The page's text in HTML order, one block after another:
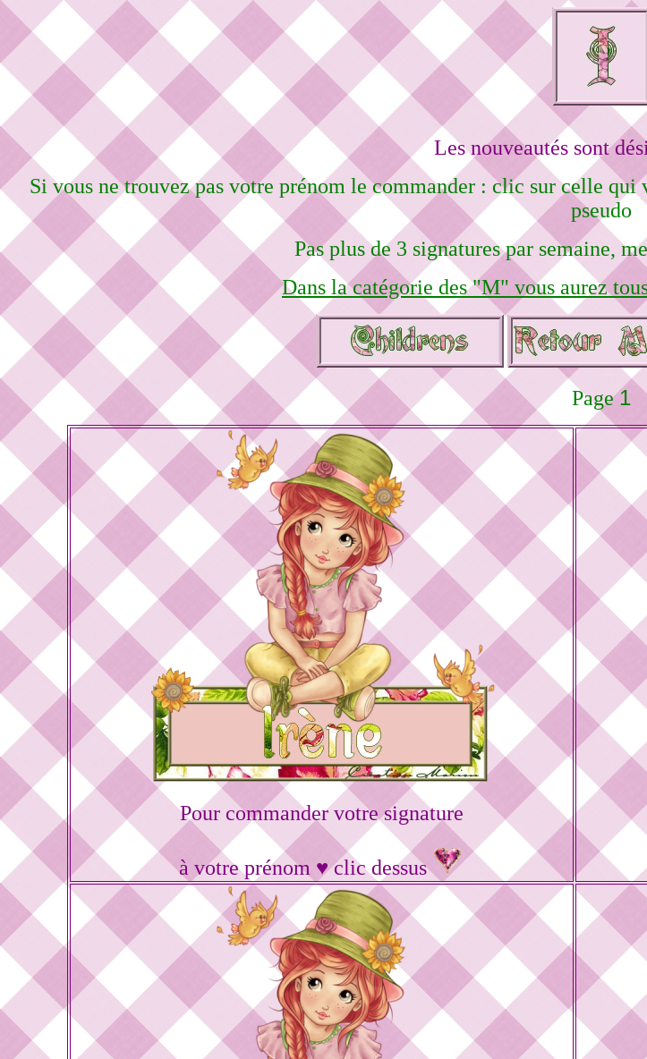
Les nouveautés sont
Si vous ne trouvez pas votre prénom le commander : clic sur celle qui
pseudo
Pas plus de 3 signatures par semaine,
Dans la catégorie des "M" vous aurez
Page1
Pour commander votre signature
à votre prénom ♥ clic dessus